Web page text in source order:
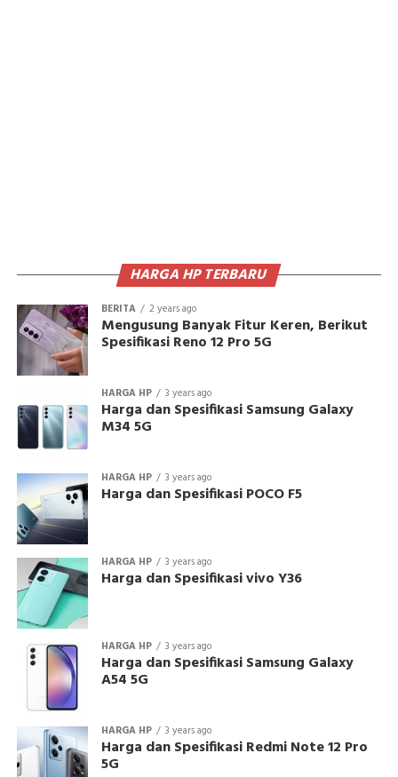
HARGA HP TERBARU
BERITA 2 years ago
Mengusung Banyak Fitur Keren, Berikut
Spesifikasi Reno 12 Pro 5G
HARGA HP 3 years ago
Harga dan Spesifikasi Samsung Galaxy
M34 5G
HARGA HP 3 years ago
Harga dan Spesifikasi POCO F5
HARGA HP 3 years ago
Harga dan Spesifikasi vivo Y36
HARGA HP 3 years ago
Harga dan Spesifikasi Samsung Galaxy
A54 5G
HARGA HP 3 years ago
Harga dan Spesifikasi Redmi Note 12 Pro
5G